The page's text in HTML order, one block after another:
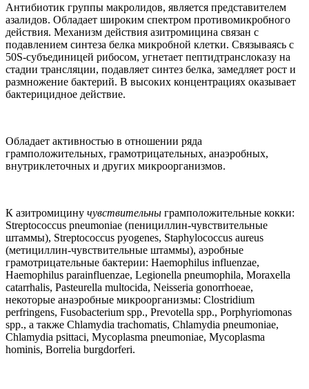
Антибиотик группы макролидов, является представителем
азалидов. Обладает широким спектром противомикробного
действия. Механизм действия азитромицина связан с
подавлением синтеза белка микробной клетки. Связываясь с
50S-субъединицей рибосом, угнетает пептидтранслоказу на
стадии трансляции, подавляет синтез белка, замедляет рост и
размножение бактерий. В высоких концентрациях оказывает
бактерицидное действие.
Обладает активностью в отношении ряда
грамположительных, грамотрицательных, анаэробных,
внутриклеточных и других микроорганизмов.
К азитромицину чувствительны грамположительные кокки:
Streptococcus pneumoniae (пенициллин-чувствительные
штаммы), Streptococcus pyogenes, Staphylococcus aureus
(метициллин-чувствительные штаммы), аэробные
грамотрицательные бактерии: Haemophilus influenzae,
Haemophilus parainfluenzae, Legionella pneumophila, Moraxella
catarrhalis, Pasteurella multocida, Neisseria gonorrhoeae,
некоторые анаэробные микроорганизмы: Clostridium
perfringens, Fusobacterium spp., Prevotella spp., Porphyriomonas
spp., а также Chlamydia trachomatis, Chlamydia pneumoniae,
Chlamydia psittaci, Mycoplasma pneumoniae, Mycoplasma
hominis, Borrelia burgdorferi.